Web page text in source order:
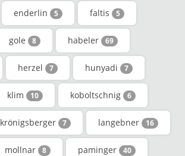
enderlin 5 faltis 5
gole 8 habeler 69
herzel 7 hunyadi 7
klim 10 koboltschnig 6
krönigsberger 7 langebner 16
mollnar 8 paminger 40